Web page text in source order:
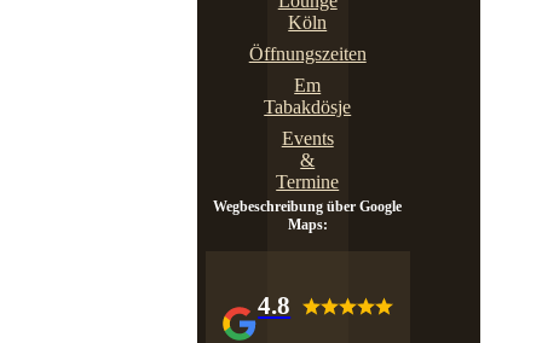
Köln
Öffnungszeiten
Em
Tabakdösje
Events
&
Termine
Wegbeschreibung über Google
Maps:
4.8